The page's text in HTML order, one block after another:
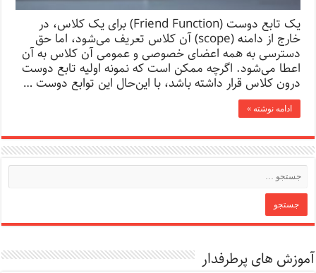
یک تابع دوست (Friend Function) برای یک کلاس، در
خارج از دامنه (scope) آن کلاس تعریف می‌شود، اما حق
دسترسی به همه اعضای خصوصی و عمومی‌ آن کلاس به آن
اعطا می‌شود. اگرچه ممکن است که نمونه اولیه تابع دوست
درون کلاس قرار داشته باشد، با این‌حال این توابع دوست …
ادامه نوشته »
آموزش های پرطرفدار